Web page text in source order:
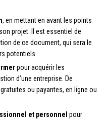
, en mettant en avant les points
projet. Il est essentiel de
de ce document, qui sera le
potentiels.
pour acquérir les
d’une entreprise. De
ou payantes, en ligne ou
et personnel pour